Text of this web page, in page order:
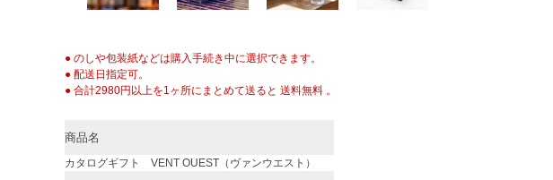
● のしや包装紙などは購入手続き中に選択できます。
● 配送日指定可。
● 合計2980円以上を1ヶ所にまとめて送ると 送料無料 。
商品名
カタログギフト VENT OUEST（ヴァンウエスト）